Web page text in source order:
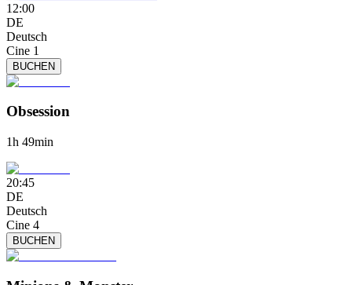
12:00
DE
Deutsch
Cine 1
BUCHEN
Obsession
1h 49min
20:45
DE
Deutsch
Cine 4
BUCHEN